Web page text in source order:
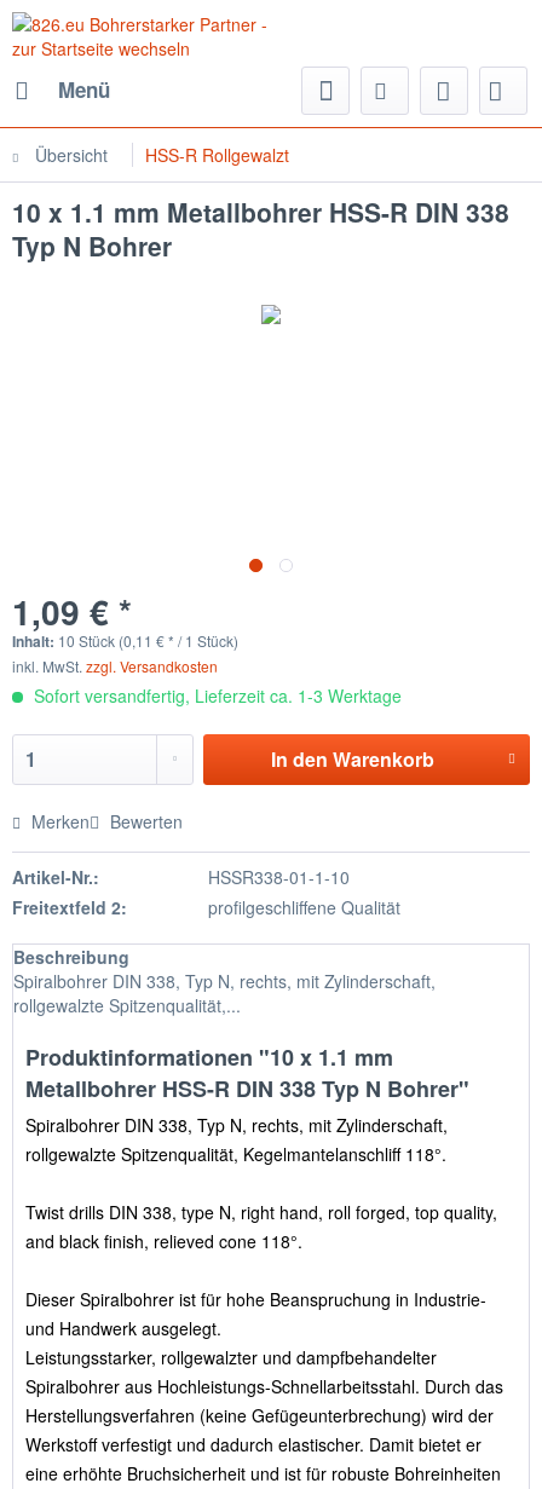
Menü
Übersicht HSS-R Rollgewalzt
10 x 1.1 mm Metallbohrer HSS-R DIN 338
Typ N Bohrer
1,09 € *
Inhalt: 10 Stück (0,11 € * / 1 Stück)
inkl. MwSt. zzgl. Versandkosten
Sofort versandfertig, Lieferzeit ca. 1-3 Werktage
In den Warenkorb
Merken Bewerten
Artikel-Nr.:
HSSR338-01-1-10
Freitextfeld 2:
profilgeschliffene Qualität
Beschreibung
Spiralbohrer DIN 338, Typ N, rechts, mit Zylinderschaft,
rollgewalzte Spitzenqualität,...
Produktinformationen "10 x 1.1 mm
Metallbohrer HSS-R DIN 338 Typ N Bohrer"
Spiralbohrer DIN 338, Typ N, rechts, mit Zylinderschaft,
rollgewalzte Spitzenqualität, Kegelmantelanschliff 118°.
Twist drills DIN 338, type N, right hand, roll forged, top quality,
and black finish, relieved cone 118°.
Dieser Spiralbohrer ist für hohe Beanspruchung in Industrie-
und Handwerk ausgelegt.
Leistungsstarker, rollgewalzter und dampfbehandelter
Spiralbohrer aus Hochleistungs-Schnellarbeitsstahl. Durch das
Herstellungsverfahren (keine Gefügeunterbrechung) wird der
Werkstoff verfestigt und dadurch elastischer. Damit bietet er
eine erhöhte Bruchsicherheit und ist für robuste Bohreinheiten